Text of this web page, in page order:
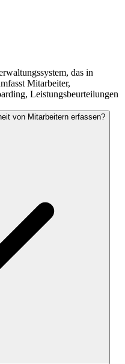
das in
Mitarbeiter,
Leistungsbeurteilungen
von Mitarbeitern erfassen?